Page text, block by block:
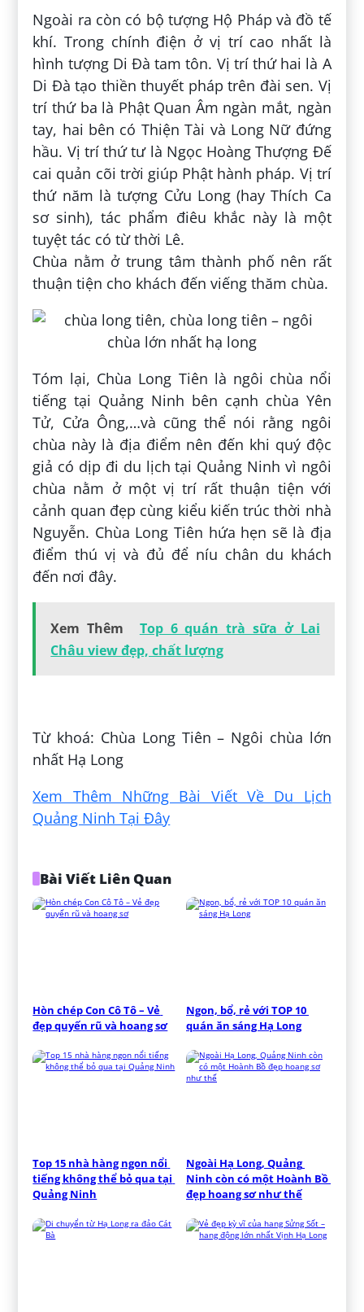
Ngoài ra còn có bộ tượng Hộ Pháp và đồ tế
khí. Trong chính điện ở vị trí cao nhất là
hình tượng Di Đà tam tôn. Vị trí thứ hai là A
Di Đà tạo thiền thuyết pháp trên đài sen. Vị
trí thứ ba là Phật Quan Âm ngàn mắt, ngàn
tay, hai bên có Thiện Tài và Long Nữ đứng
hầu. Vị trí thứ tư là Ngọc Hoàng Thượng Đế
cai quản cõi trời giúp Phật hành pháp. Vị trí
thứ năm là tượng Cửu Long (hay Thích Ca
sơ sinh), tác phẩm điêu khắc này là một
tuyệt tác có từ thời Lê.
Chùa nằm ở trung tâm thành phố nên rất
thuận tiện cho khách đến viếng thăm chùa.
Tóm lại, Chùa Long Tiên là ngôi chùa nổi
tiếng tại Quảng Ninh bên cạnh chùa Yên
Tử, Cửa Ông,…và cũng thể nói rằng ngôi
chùa này là địa điểm nên đến khi quý độc
giả có dịp đi du lịch tại Quảng Ninh vì ngôi
chùa nằm ở một vị trí rất thuận tiện với
cảnh quan đẹp cùng kiểu kiến trúc thời nhà
Nguyễn. Chùa Long Tiên hứa hẹn sẽ là địa
điểm thú vị và đủ để níu chân du khách
đến nơi đây.
Xem Thêm
Top 6 quán trà sữa ở Lai
Châu view đẹp, chất lượng
Từ khoá: Chùa Long Tiên – Ngôi chùa lớn
nhất Hạ Long
Xem Thêm Những Bài Viết Về Du Lịch
Quảng Ninh Tại Đây
Bài Viết Liên Quan
Hòn chép Con Cô Tô – Vẻ
đẹp quyến rũ và hoang sơ
Ngon, bổ, rẻ với TOP 10
quán ăn sáng Hạ Long
Top 15 nhà hàng ngon nổi
tiếng không thể bỏ qua tại
Quảng Ninh
Ngoài Hạ Long, Quảng
Ninh còn có một Hoành Bồ
đẹp hoang sơ như thế